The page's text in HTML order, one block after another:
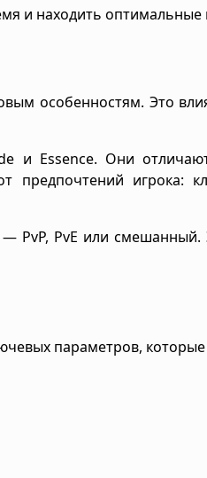
и находить оптимальные
особенностям. Это
и Essence. Они
предпочтений игрока:
PvP, PvE или смешанный.
параметров,